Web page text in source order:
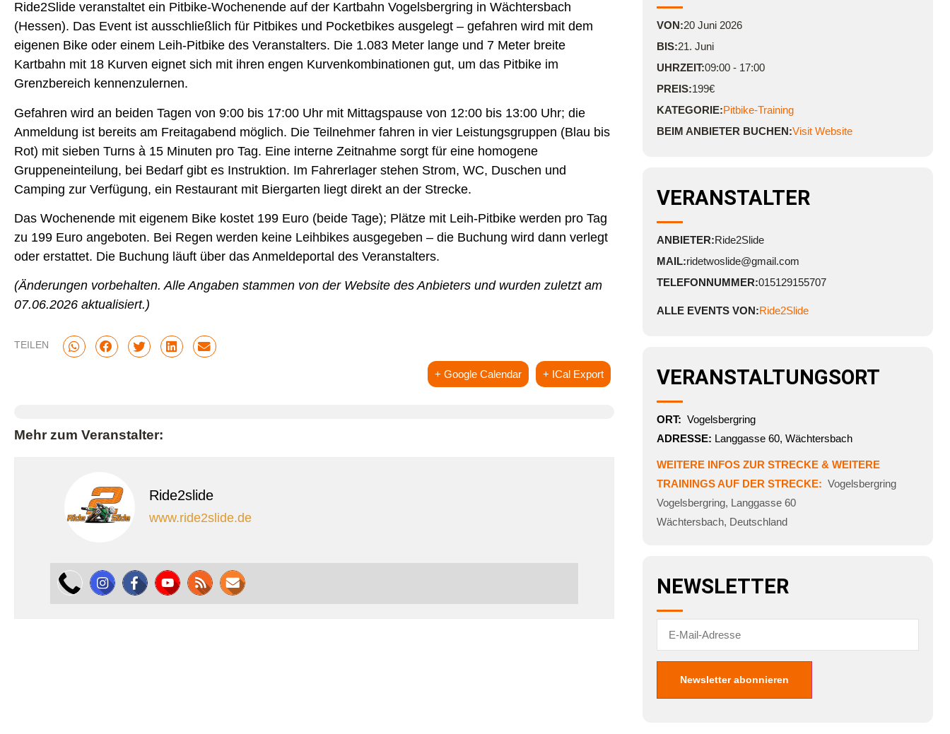
Ride2Slide veranstaltet ein Pitbike-Wochenende auf der Kartbahn Vogelsbergring in Wächtersbach
(Hessen). Das Event ist ausschließlich für Pitbikes und Pocketbikes ausgelegt – gefahren wird mit dem
eigenen Bike oder einem Leih-Pitbike des Veranstalters. Die 1.083 Meter lange und 7 Meter breite
Kartbahn mit 18 Kurven eignet sich mit ihren engen Kurvenkombinationen gut, um das Pitbike im
Grenzbereich kennenzulernen.
Gefahren wird an beiden Tagen von 9:00 bis 17:00 Uhr mit Mittagspause von 12:00 bis 13:00 Uhr; die
Anmeldung ist bereits am Freitagabend möglich. Die Teilnehmer fahren in vier Leistungsgruppen (Blau bis
Rot) mit sieben Turns à 15 Minuten pro Tag. Eine interne Zeitnahme sorgt für eine homogene
Gruppeneinteilung, bei Bedarf gibt es Instruktion. Im Fahrerlager stehen Strom, WC, Duschen und
Camping zur Verfügung, ein Restaurant mit Biergarten liegt direkt an der Strecke.
Das Wochenende mit eigenem Bike kostet 199 Euro (beide Tage); Plätze mit Leih-Pitbike werden pro Tag
zu 199 Euro angeboten. Bei Regen werden keine Leihbikes ausgegeben – die Buchung wird dann verlegt
oder erstattet. Die Buchung läuft über das Anmeldeportal des Veranstalters.
(Änderungen vorbehalten. Alle Angaben stammen von der Website des Anbieters und wurden zuletzt am
07.06.2026 aktualisiert.)
TEILEN
+ Google Calendar + ICal Export
Mehr zum Veranstalter:
Ride2slide
www.ride2slide.de
VON:20 Juni 2026
BIS:21. Juni
UHRZEIT:09:00 - 17:00
PREIS:199€
KATEGORIE:Pitbike-Training
BEIM ANBIETER BUCHEN:Visit Website
VERANSTALTER
ANBIETER:Ride2Slide
MAIL:ridetwoslide@gmail.com
TELEFONNUMMER:015129155707
ALLE EVENTS VON:Ride2Slide
VERANSTALTUNGSORT
ORT: Vogelsbergring
ADRESSE: Langgasse 60, Wächtersbach
WEITERE INFOS ZUR STRECKE & WEITERE
TRAININGS AUF DER STRECKE: Vogelsbergring
Vogelsbergring, Langgasse 60
Wächtersbach, Deutschland
NEWSLETTER